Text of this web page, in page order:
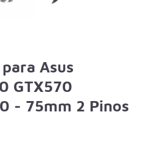
Asus
GTX570
- 75mm 2 Pinos